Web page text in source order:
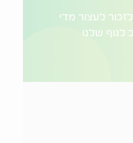
לזכור לעצור מדי
לגוף שלנו